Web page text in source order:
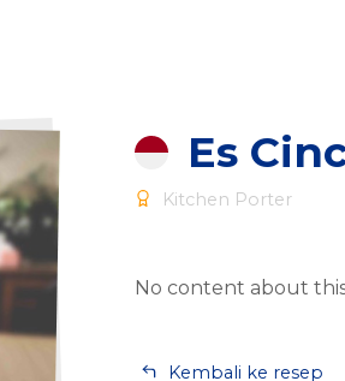
Es
Kitchen Porter
No content about
Kembali ke resep